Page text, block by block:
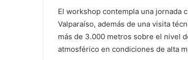
El workshop contempla una jornada
Valparaíso, además de una visita
más de 3.000 metros sobre el nivel
atmosférico en condiciones de alta